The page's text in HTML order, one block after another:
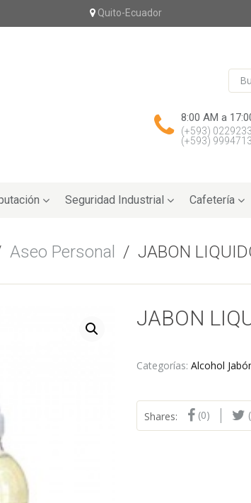
Quito-Ecuador
8:00 AM a
(+593)
(+593)
Seguridad Industrial Cafetería
Aseo Personal / JABON
JABON
Categorías: Alcohol
Shares: (0)